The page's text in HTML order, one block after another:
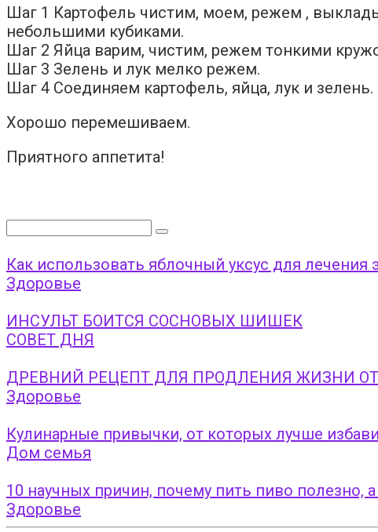
Шаг 1 Картофель чистим, моем, режем ,
небольшими кубиками.
Шаг 2 Яйца варим, чистим, режем тонкими
Шаг 3 Зелень и лук мелко режем.
Шаг 4 Соединяем картофель, яйца, лук и
Хорошо перемешиваем.
Приятного аппетита!
Поиск:
Как использовать яблочный уксус для лечения
Здоровье
ИНСУЛЬТ БОИТСЯ СОСНОВЫХ ШИШЕК
СОВЕТ ДНЯ
ДРЕВНИЙ РЕЦЕПТ ДЛЯ ПРОДЛЕНИЯ ЖИЗНИ
Здоровье
Кулинарные привычки, от которых лучше
Дом семья
10 научных причин, почему пить пиво полезно,
Здоровье